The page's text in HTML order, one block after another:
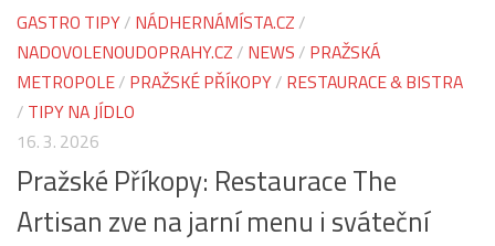
GASTRO TIPY/ NÁDHERNÁMÍSTA.CZ /
NADOVOLENOUDOPRAHY.CZ / NEWS / PRAŽSKÁ
METROPOLE/ PRAŽSKÉ PŘÍKOPY/ RESTAURACE & BISTRA
/ TIPY NA JÍDLO
16. 3. 2026
Pražské Příkopy: Restaurace The
Artisan zve na jarní menu i sváteční